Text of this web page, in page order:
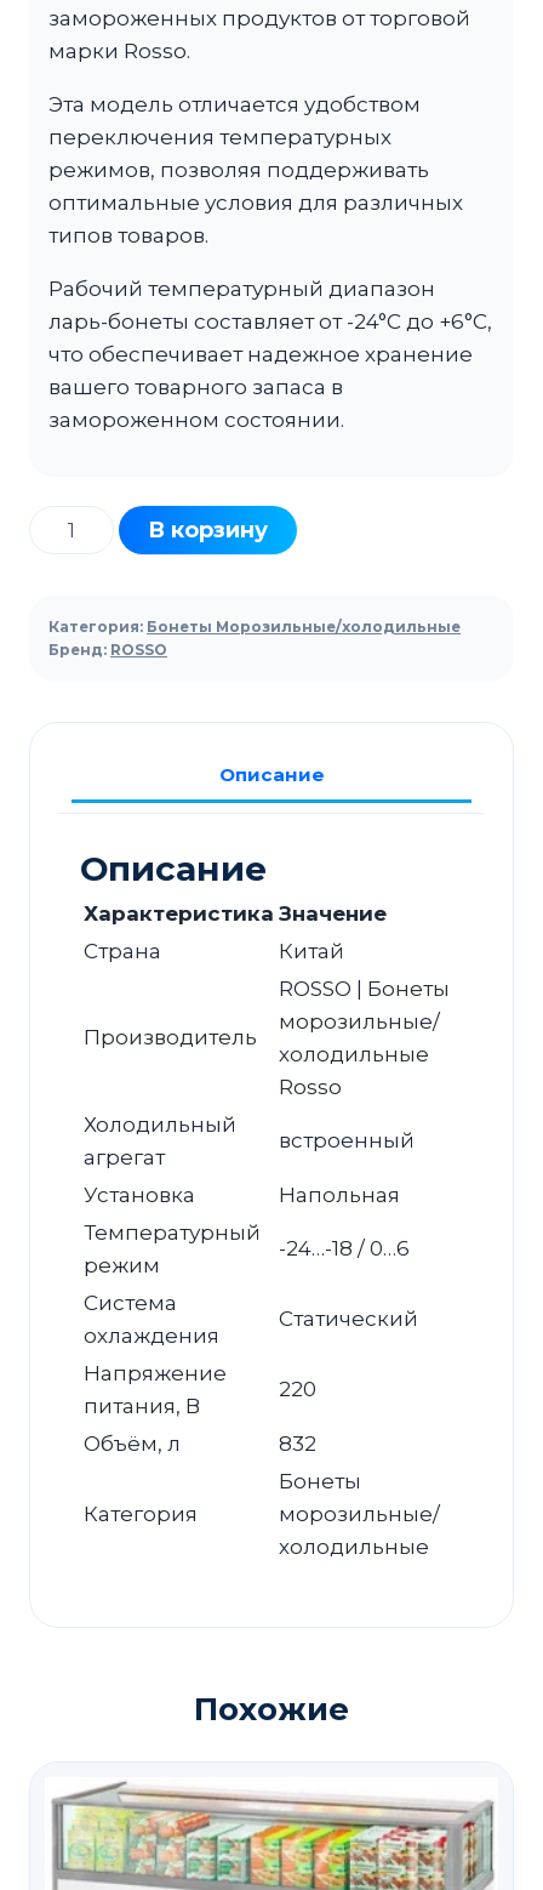
замороженных продуктов от торговой
марки Rosso.
Эта модель отличается удобством
переключения температурных
режимов, позволяя поддерживать
оптимальные условия для различных
типов товаров.
Рабочий температурный диапазон
ларь-бонеты составляет от -24°C до +6°C,
что обеспечивает надежное хранение
вашего товарного запаса в
замороженном состоянии.
Количество
товара
бонета
морозильная
Light
210
В корзину
Категория: Бонеты Морозильные/холодильные
Бренд: ROSSO
Описание
Описание
Характеристика Значение
Страна
Китай
Производитель
ROSSO | Бонеты
морозильные/
холодильные
Rosso
Холодильный
агрегат
встроенный
Установка
Напольная
Температурный
режим
-24…-18 / 0…6
Система
охлаждения
Статический
Напряжение
питания, В
220
Объём, л 832
Категория
Бонеты
морозильные/
холодильные
Похожие